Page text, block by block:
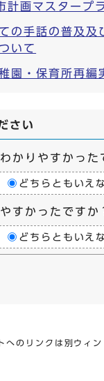
計画マスタープ
の手話の普及
いて
園・保育所再
さい
かりやすかった
どちらともいえ
すかったですか
どちらともいえ
へのリンクは別ウィ